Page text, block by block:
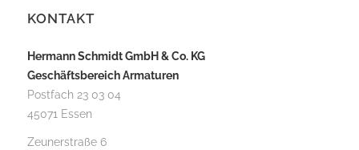
KONTAKT
Hermann Schmidt GmbH & Co. KG
Geschäftsbereich Armaturen
Postfach 23 03 04
45071 Essen
Zeunerstraße 6